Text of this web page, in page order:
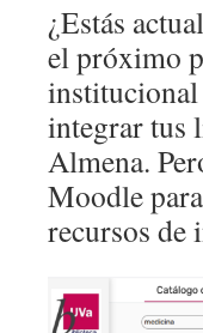
¿Estás
el próximo
institucional
integrar tus
Almena.
Moodle
recursos de